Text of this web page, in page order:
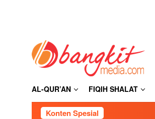
AL-QUR’AN FIQIH SHALAT
Konten Spesial